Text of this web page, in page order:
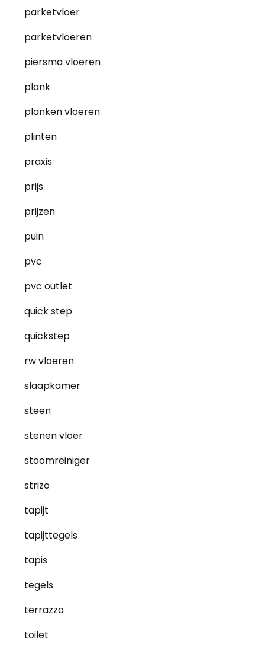
parketvloer
parketvloeren
piersma vloeren
plank
planken vloeren
plinten
praxis
prijs
prijzen
puin
pvc
pvc outlet
quick step
quickstep
rw vloeren
slaapkamer
steen
stenen vloer
stoomreiniger
strizo
tapijt
tapijttegels
tapis
tegels
terrazzo
toilet